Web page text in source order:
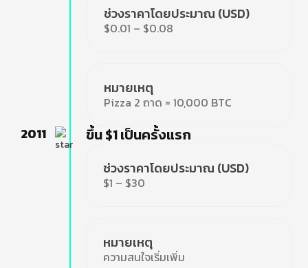
ช่วงราคาโดยประมาณ (USD)
$0.01 – $0.08
หมายเหตุ
Pizza 2 ถาด = 10,000 BTC
2011 ขึ้น $1 เป็นครั้งแรก
ช่วงราคาโดยประมาณ (USD)
$1 – $30
หมายเหตุ
ความสนใจเริ่มเพิ่ม